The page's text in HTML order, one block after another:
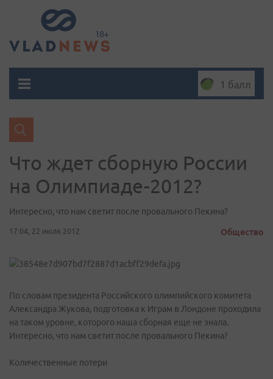
1 балл
Что ждет сборную России
на Олимпиаде-2012?
Интересно, что нам светит после провального Пекина?
17:04, 22 июля 2012 Общество
По словам президента Российского олимпийского комитета
Александра Жукова, подготовка к Играм в Лондоне проходила
на таком уровне, которого наша сборная еще не знала.
Интересно, что нам светит после провального Пекина?
Количественные потери